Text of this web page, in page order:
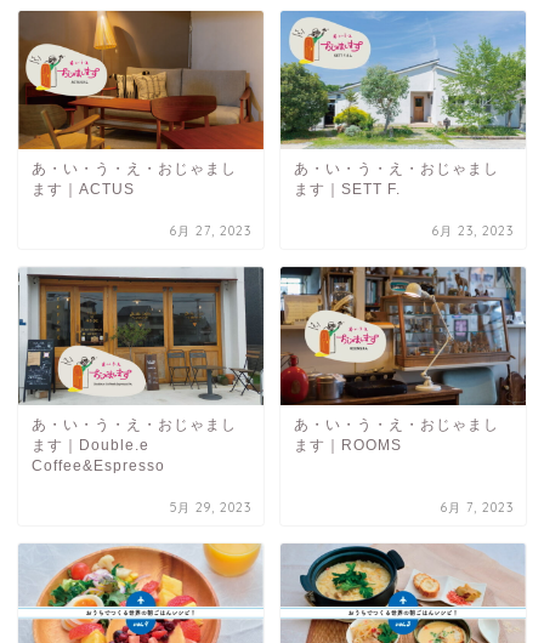
あ・い・う・え・おじゃまし
ます｜ACTUS
6月 27, 2023
あ・い・う・え・おじゃまし
ます｜SETT F.
6月 23, 2023
あ・い・う・え・おじゃまし
ます｜Double.e
Coffee&Espresso
5月 29, 2023
あ・い・う・え・おじゃまし
ます｜ROOMS
6月 7, 2023